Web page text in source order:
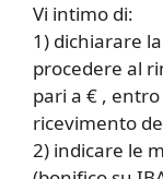
Vi intimo di:
1) dichiarare
procedere al
pari a € ,
ricevimento
2) indicare le